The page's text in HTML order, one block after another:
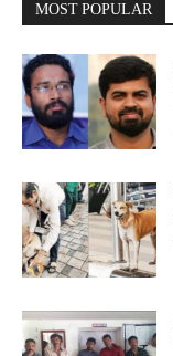
MOST POPULAR